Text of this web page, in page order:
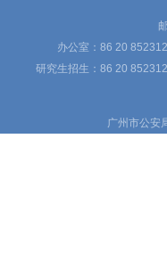
办公室：86 20
研究生招生：86 20
广州市公安